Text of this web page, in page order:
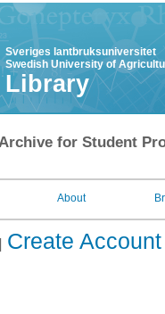
Sveriges lantbruksuniversitet
Swedish University of
Library
for Student
About
Create Account